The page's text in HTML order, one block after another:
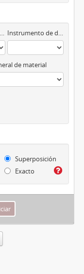
disponibles Instrumento de descripción
de material
Superposición
Exacto